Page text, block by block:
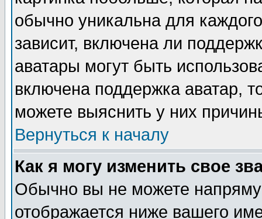
обычно уникальна для
зависит, включена ли
аватары могут быть
включена поддержка аватар,
можете выяснить у них
Вернуться к началу
Как я могу изменить свое
Обычно вы не можете
отображается ниже вашего